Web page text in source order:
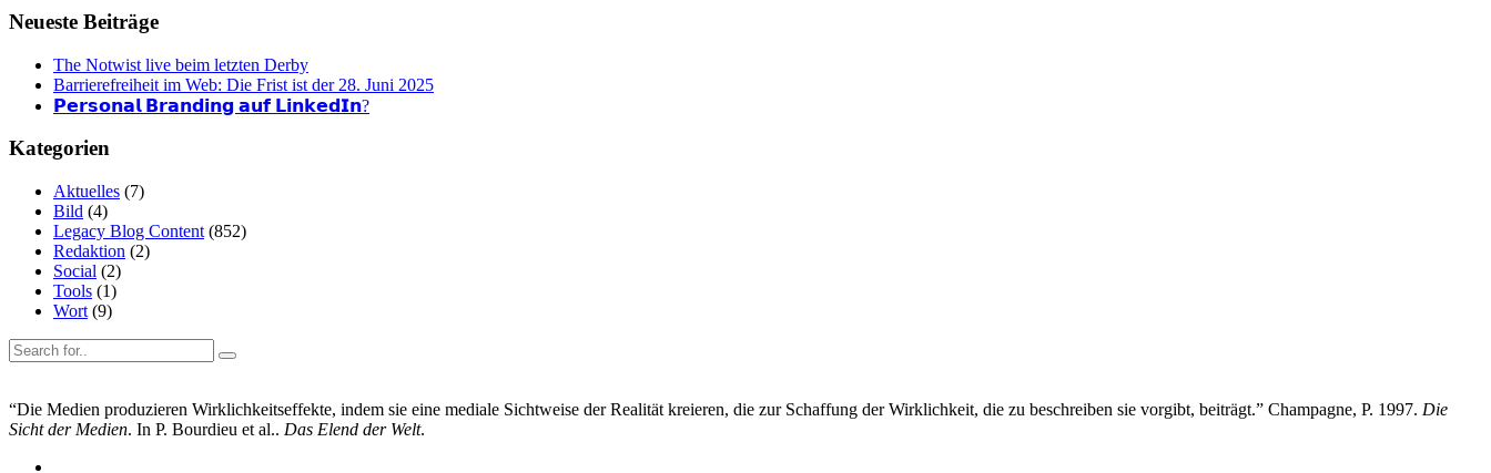
Neueste Beiträge
The Notwist live beim letzten Derby
Barrierefreiheit im Web: Die Frist ist der 28. Juni 2025
𝗣𝗲𝗿𝘀𝗼𝗻𝗮𝗹 𝗕𝗿𝗮𝗻𝗱𝗶𝗻𝗴 𝗮𝘂𝗳 𝗟𝗶𝗻𝗸𝗲𝗱𝗜𝗻?
Kategorien
Aktuelles (7)
Bild (4)
Legacy Blog Content (852)
Redaktion (2)
Social (2)
Tools (1)
Wort (9)
“Die Medien produzieren Wirklichkeitseffekte, indem sie eine mediale Sichtweise der Realität kreieren, die zur Schaffung der Wirklichkeit, die zu beschreiben sie vorgibt, beiträgt.” Champagne, P. 1997. Die
Sicht der Medien. In P. Bourdieu et al.. Das Elend der Welt.